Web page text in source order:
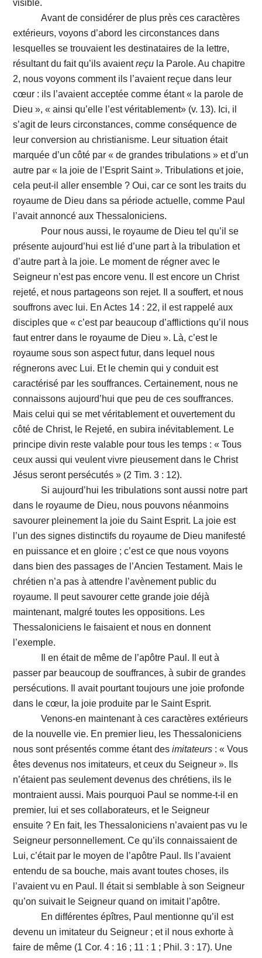
visible.
Avant de considérer de plus près ces caractères
extérieurs, voyons d’abord les circonstances dans
lesquelles se trouvaient les destinataires de la lettre,
résultant du fait qu’ils avaientreçu la Parole. Au chapitre
2, nous voyons comment ils l’avaient reçue dans leur
cœur : ils l’avaient acceptée comme étant « la parole de
Dieu », « ainsi qu’elle l’est véritablement» (v. 13). Ici, il
s’agit de leurs circonstances, comme conséquence de
leur conversion au christianisme. Leur situation était
marquée d’un côté par « de grandes tribulations » et d’un
autre par « la joie de l’Esprit Saint ». Tribulations et joie,
cela peut-il aller ensemble ? Oui, car ce sont les traits du
royaume de Dieu dans sa période actuelle, comme Paul
l’avait annoncé aux Thessaloniciens.
Pour nous aussi, le royaume de Dieu tel qu’il se
présente aujourd’hui est lié d’une part à la tribulation et
d’autre part à la joie. Le moment de régner avec le
Seigneur n’est pas encore venu. Il est encore un Christ
rejeté, et nous partageons son rejet. Il a souffert, et nous
souffrons avec lui. En Actes 14 : 22, il est rappelé aux
disciples que « c’est par beaucoup d’afflictions qu’il nous
faut entrer dans le royaume de Dieu ». Là, c’est le
royaume sous son aspect futur, dans lequel nous
régnerons avec Lui. Et le chemin qui y conduit est
caractérisé par les souffrances. Certainement, nous ne
connaissons aujourd’hui que peu de ces souffrances.
Mais celui qui se met véritablement et ouvertement du
côté de Christ, le Rejeté, en subira inévitablement. Le
principe divin reste valable pour tous les temps : « Tous
ceux aussi qui veulent vivre pieusement dans le Christ
Jésus seront persécutés » (2 Tim. 3 : 12).
Si aujourd’hui les tribulations sont aussi notre part
dans le royaume de Dieu, nous pouvons néanmoins
savourer pleinement la joie du Saint Esprit. La joie est
l’un des signes distinctifs du royaume de Dieu manifesté
en puissance et en gloire ; c’est ce que nous voyons
dans bien des passages de l’Ancien Testament. Mais le
chrétien n’a pas à attendre l’avènement public du
royaume. Il peut savourer cette grande joie déjà
maintenant, malgré toutes les oppositions. Les
Thessaloniciens le faisaient et nous en donnent
l’exemple.
Il en était de même de l’apôtre Paul. Il eut à
passer par beaucoup de souffrances, à subir de grandes
persécutions. Il avait pourtant toujours une joie profonde
dans le cœur, la joie produite par le Saint Esprit.
Venons-en maintenant à ces caractères extérieurs
de la nouvelle vie. En premier lieu, les Thessaloniciens
nous sont présentés comme étant desimitateurs : « Vous
êtes devenus nos imitateurs, et ceux du Seigneur ». Ils
n’étaient pas seulement devenus des chrétiens, ils le
montraient aussi. Mais pourquoi Paul se nomme-t-il en
premier, lui et ses collaborateurs, et le Seigneur
ensuite ? En fait, les Thessaloniciens n’avaient pas vu le
Seigneur personnellement. Ce qu’ils connaissaient de
Lui, c’était par le moyen de l’apôtre Paul. Ils l’avaient
entendu de sa bouche, mais avant toutes choses, ils
l’avaient vu en Paul. Il était si semblable à son Seigneur
qu’on suivait le Seigneur quand on imitait l’apôtre.
En différentes épîtres, Paul mentionne qu’il est
devenu un imitateur du Seigneur ; et il nous exhorte à
faire de même (1 Cor. 4 : 16 ; 11 : 1 ; Phil. 3 : 17). Une